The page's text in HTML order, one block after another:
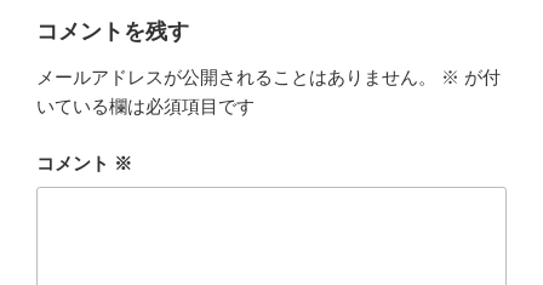
コメントを残す
メールアドレスが公開されることはありません。 ※ が付
いている欄は必須項目です
コメント ※